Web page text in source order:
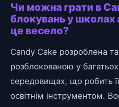
Чи можна грати в
блокувань у школах
це весело?
Candy Cake розроблена
розблокованою у
середовищах, що робить
освітнім інструментом.